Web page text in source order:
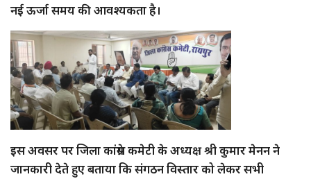
नई ऊर्जा समय की आवश्यकता है।
इस अवसर पर जिला कांग्रेस कमेटी के अध्यक्ष श्री कुमार मेनन ने
जानकारी देते हुए बताया कि संगठन विस्तार को लेकर सभी